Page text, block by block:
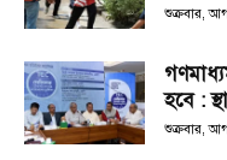
শুক্রবার,
হবে :
শুক্রবার,